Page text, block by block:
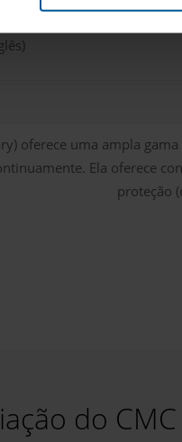
UNIVERSE
oferece uma ampla
Ela oferece
proteção
do